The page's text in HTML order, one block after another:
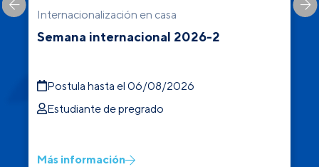
Internacionalización en casa
Semana internacional 2026-2
Postula hasta el 06/08/2026
Estudiante de pregrado
Más información